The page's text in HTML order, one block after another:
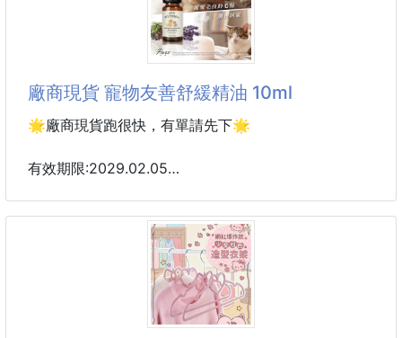
可愛造型讓您輕鬆趴睡不悶熱
午睡枕的高度能有效避免不良睡姿
打造恰到好處的睡眠深度
材質：仿兔毛
色小鴨 6灰色小狗 7波浪吐司 ( 遇缺隨機 )
廠商現貨 寵物友善舒緩精油 10ml
🌟廠商現貨跑很快，有單請先下🌟
有效期限:2029.02.05
—— 專為「有毛孩的家庭」量身打造的植萃空間 ——
「牠不會說話，但你一定看得出牠的不安。」
🐾 你是否發現過，毛孩也會「壓力大」？ 面對環境的
陌生感、窗外突如其來的雷聲、或是家裡剛來的新客
人⋯⋯ 這些對我們來說的小事，都可能讓敏感的毛孩